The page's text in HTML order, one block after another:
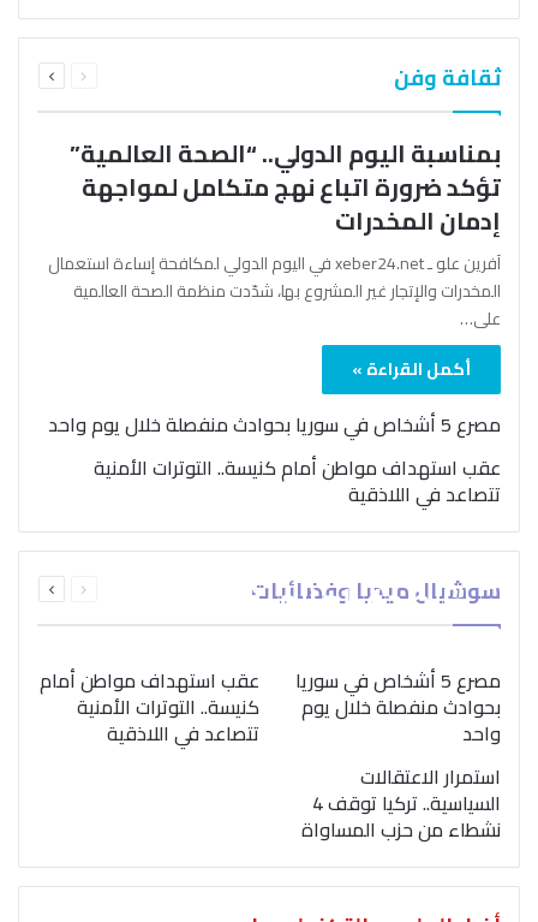
ثقافة وفن الصفحةالصفحة
بمناسبة اليوم الدولي.. “الصحة العالمية”
تؤكد ضرورة اتباع نهج متكامل لمواجهة
إدمان المخدرات
آفرين علو ـ xeber24.net في اليوم الدولي لمكافحة إساءة استعمال
المخدرات والإتجار غير المشروع بها، شدّدت منظمة الصحة العالمية
على…
أكمل القراءة »
مصرع 5 أشخاص في سوريا بحوادث منفصلة خلال يوم واحد
عقب استهداف مواطن أمام كنيسة.. التوترات الأمنية
تتصاعد في اللاذقية
سوشيال ميديا وفضائيات الصفحةالصفحة
بمناسبة اليوم الدولي..
“الصحة العالمية” تؤكد
ضرورة اتباع نهج متكامل
لمواجهة إدمان المخدرات
مصرع 5 أشخاص في سوريا
بحوادث منفصلة خلال يوم
واحد
عقب استهداف مواطن أمام
كنيسة.. التوترات الأمنية
تتصاعد في اللاذقية
استمرار الاعتقالات
السياسية.. تركيا توقف 4
نشطاء من حزب المساواة